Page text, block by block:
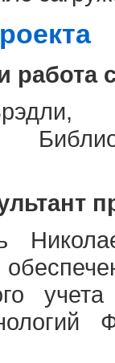
работа